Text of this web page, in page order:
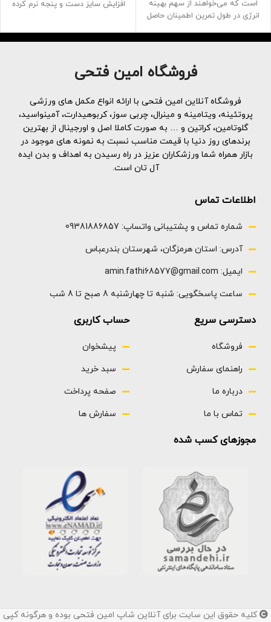
است که می‌خواهند از سهم بهینه
انرژی در طول تمرین اطمینان حاصل
ین مکمل هم برای ورزشکاران
ای توصیه می شود
منبع مناسب کربوهیدرات های
کربوهیدرات ها به سنتز موثر
گلیکوژن کمک می کنند، به ویژه
پس از فعالیت بدنی شدید
منیزیم از عملکرد طبیعی ماهیچه ها،
متابولیسم انرژی بهینه و عملکرد
روانی پشتیبانی می کند و به تعادل
افزایش سایز دست و پنجه نرم کرده
خود عبور کنند
برای به حداکثر رساندن مزایای
که به بدن در جذب EAAs برای
ساخت عضله و بهبود ریکاوری کمک
می کند
با ماکروهایی که برای بسته بندی
توده باکیفیت نیاز دارید، پروتئین
بیشتری (80 گرم)، کالری بهتر و
نتایج بزرگتر نسبت به سایر انبوه
پروتئین با کیفیت بالا و کربوهیدرات
کراتین افزایش می‌یابد تا
فروشگاه امین فتحی
فروشگاه آنلاین امین فتحی با ارائه انواع مکمل های ورزشی
پروتئینه، ویتامینه و مینرال، چربی سوز، کربوهیدارت، آمینواسید،
گلوتامین، کراتین و … به صورت کاملا اصل و اورجینال از بهترین
برندهای روز دنیا با قیمت مناسب نسبت به نمونه های موجود در
بازار همراه شما ورزشکاران عزیز در راه رسیدن به اهداف و بدن ایده
آل تان است.
اطلاعات تماس
شماره تماس و پشتیبانی واتساپ: 09381886857
آدرس: استان هرمزگان، شهرستان بندرعباس
ایمیل: amin.fathi68577@gmail.com
ساعت پاسخگویی: شنبه تا چهارشنبه 8 صبح تا 8 شب
دسترسی سریع
فروشگاه
راهنمای سفارش
درباره ما
تماس با ما
حساب کاربری
پیشخوان
سبد خرید
صفحه پرداخت
سفارش ها
مجوزهای کسب شده
کلیه حقوق این سایت برای آنلاین شاپ امین فتحی بوده و هرگونه کپی